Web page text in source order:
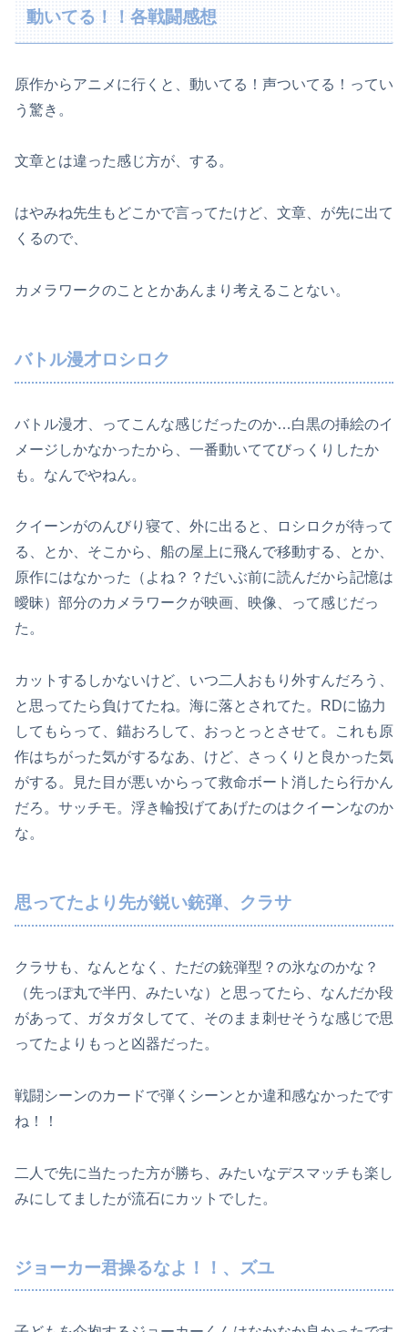
動いてる！！各戦闘感想
原作からアニメに行くと、動いてる！声ついてる！ってい
う驚き。
文章とは違った感じ方が、する。
はやみね先生もどこかで言ってたけど、文章、が先に出て
くるので、
カメラワークのこととかあんまり考えることない。
バトル漫才ロシロク
バトル漫才、ってこんな感じだったのか…白黒の挿絵のイ
メージしかなかったから、一番動いててびっくりしたか
も。なんでやねん。
クイーンがのんびり寝て、外に出ると、ロシロクが待って
る、とか、そこから、船の屋上に飛んで移動する、とか、
原作にはなかった（よね？？だいぶ前に読んだから記憶は
曖昧）部分のカメラワークが映画、映像、って感じだっ
た。
カットするしかないけど、いつ二人おもり外すんだろう、
と思ってたら負けてたね。海に落とされてた。RDに協力
してもらって、錨おろして、おっとっとさせて。これも原
作はちがった気がするなあ、けど、さっくりと良かった気
がする。見た目が悪いからって救命ボート消したら行かん
だろ。サッチモ。浮き輪投げてあげたのはクイーンなのか
な。
思ってたより先が鋭い銃弾、クラサ
クラサも、なんとなく、ただの銃弾型？の氷なのかな？
（先っぽ丸で半円、みたいな）と思ってたら、なんだか段
があって、ガタガタしてて、そのまま刺せそうな感じで思
ってたよりもっと凶器だった。
戦闘シーンのカードで弾くシーンとか違和感なかったです
ね！！
二人で先に当たった方が勝ち、みたいなデスマッチも楽し
みにしてましたが流石にカットでした。
ジョーカー君操るなよ！！、ズユ